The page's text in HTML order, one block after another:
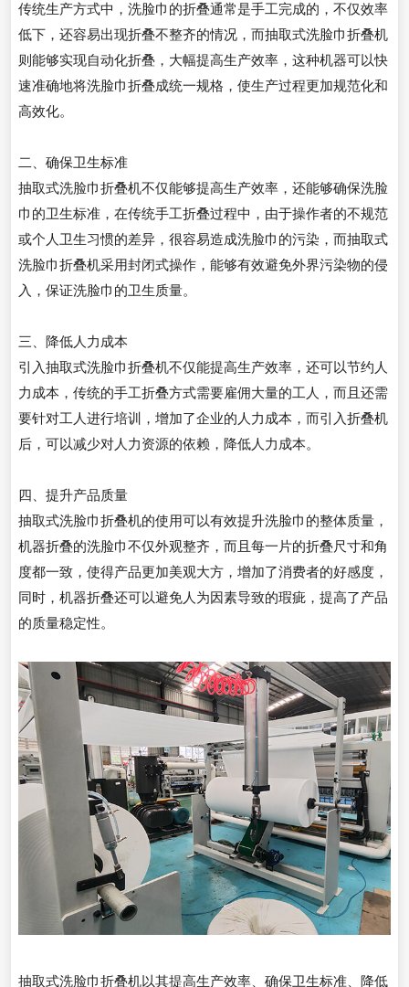
传统生产方式中，洗脸巾的折叠通常是手工完成的，不仅效率
低下，还容易出现折叠不整齐的情况，而抽取式洗脸巾折叠机
则能够实现自动化折叠，大幅提高生产效率，这种机器可以快
速准确地将洗脸巾折叠成统一规格，使生产过程更加规范化和
高效化。
二、确保卫生标准
抽取式洗脸巾折叠机不仅能够提高生产效率，还能够确保洗脸
巾的卫生标准，在传统手工折叠过程中，由于操作者的不规范
或个人卫生习惯的差异，很容易造成洗脸巾的污染，而抽取式
洗脸巾折叠机采用封闭式操作，能够有效避免外界污染物的侵
入，保证洗脸巾的卫生质量。
三、降低人力成本
引入抽取式洗脸巾折叠机不仅能提高生产效率，还可以节约人
力成本，传统的手工折叠方式需要雇佣大量的工人，而且还需
要针对工人进行培训，增加了企业的人力成本，而引入折叠机
后，可以减少对人力资源的依赖，降低人力成本。
四、提升产品质量
抽取式洗脸巾折叠机的使用可以有效提升洗脸巾的整体质量，
机器折叠的洗脸巾不仅外观整齐，而且每一片的折叠尺寸和角
度都一致，使得产品更加美观大方，增加了消费者的好感度，
同时，机器折叠还可以避免人为因素导致的瑕疵，提高了产品
的质量稳定性。
抽取式洗脸巾折叠机以其提高生产效率、确保卫生标准、降低